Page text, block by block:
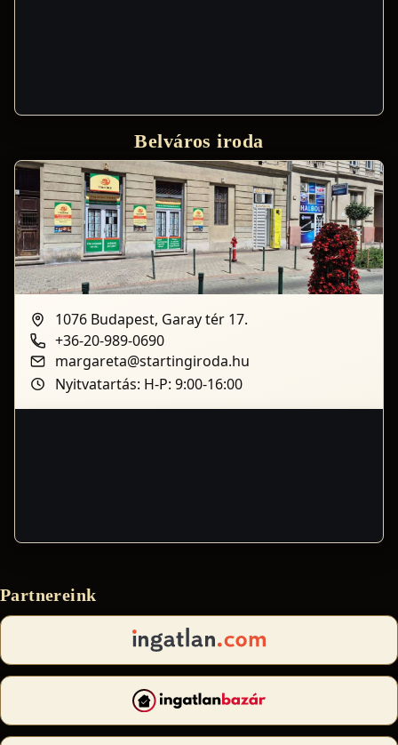
Belváros iroda
1076 Budapest, Garay tér 17.
+36-20-989-0690
margareta@startingiroda.hu
Nyitvatartás: H-P: 9:00-16:00
Partnereink